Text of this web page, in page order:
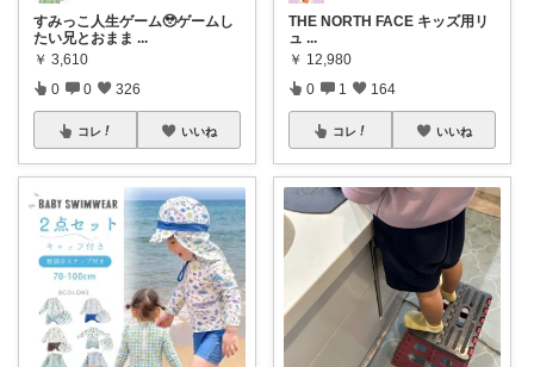
すみっこ人生ゲーム🥹ゲームし
たい兄とおまま ...
￥ 3,610
0 0 326
コレ いいね
THE NORTH FACE キッズ用リ
ュ ...
￥ 12,980
0 1 164
コレ いいね